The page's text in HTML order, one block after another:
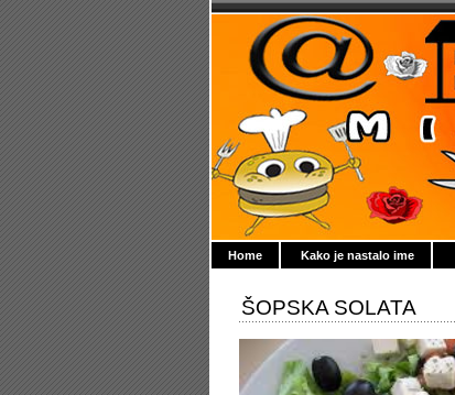
Home Kako je nastalo ime
ŠOPSKA SOLATA